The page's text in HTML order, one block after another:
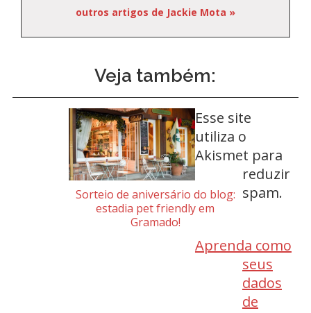
outros artigos de Jackie Mota »
Veja também:
Sorteio de aniversário do blog:
estadia pet friendly em
Gramado!
Esse site
utiliza o
Akismet para
reduzir
spam.
Aprenda como
seus
dados
de